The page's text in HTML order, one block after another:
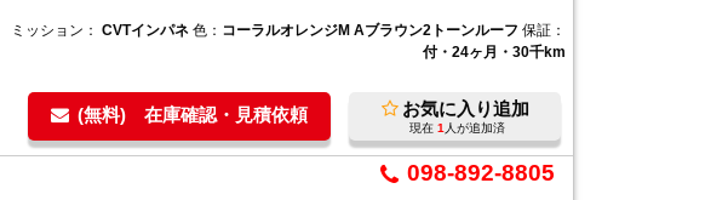
ミッション： CVTインパネ 色： コーラルオレンジM Aブラウン2トーンルーフ 保証：
付・24ヶ月・30千km
(無料) 在庫確認・見積依頼 お気に入り追加
現在 1人が追加済
098-892-8805